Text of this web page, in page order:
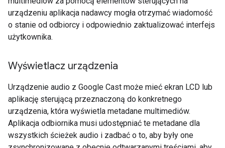
urządzeniu aplikacja nadawcy mogła otrzymać wiadomość
o stanie od odbiorcy i odpowiednio zaktualizować interfejs
użytkownika.
Wyświetlacz urządzenia
Urządzenie audio z Google Cast może mieć ekran LCD lub
aplikację sterującą przeznaczoną do konkretnego
urządzenia, która wyświetla metadane multimediów.
Aplikacja odbiornika musi udostępniać te metadane dla
wszystkich ścieżek audio i zadbać o to, aby były one